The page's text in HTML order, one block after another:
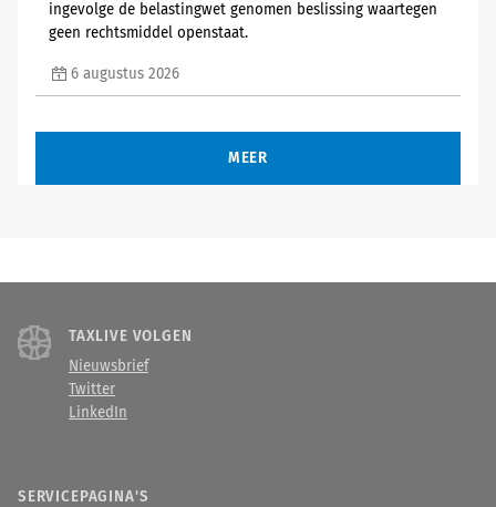
ingevolge de belastingwet genomen beslissing waartegen
geen rechtsmiddel openstaat.
6 augustus 2026
MEER
TAXLIVE VOLGEN
Nieuwsbrief
Twitter
LinkedIn
SERVICEPAGINA'S